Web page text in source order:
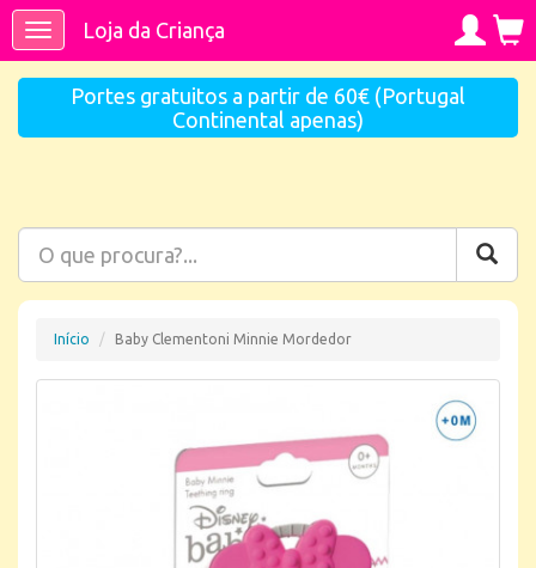
ToggleLoja da Criança
Portes gratuitos a partir de 60€ (Portugal
Continental apenas)
Início Baby Clementoni Minnie Mordedor